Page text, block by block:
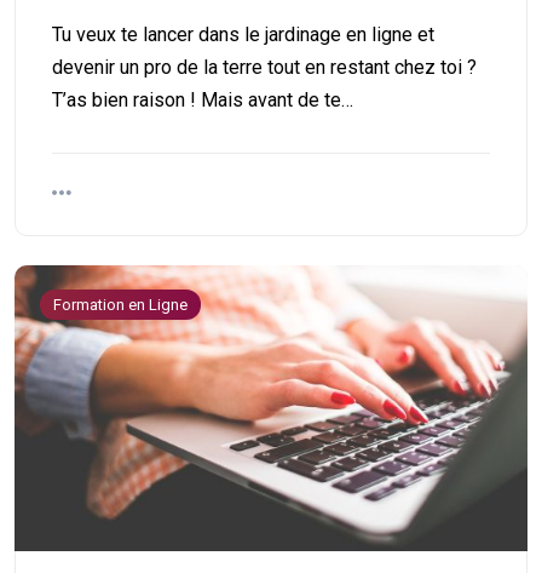
Tu veux te lancer dans le jardinage en ligne et
devenir un pro de la terre tout en restant chez toi ?
T’as bien raison ! Mais avant de te…
Formation en Ligne